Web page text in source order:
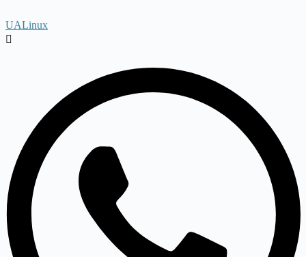
UALinux